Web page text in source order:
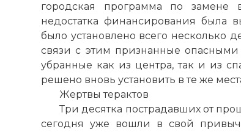
городская программа по замене
недостатка финансирования была
было установлено всего несколько
связи с этим признанные
убранные как из центра, так и из
решено вновь установить в те же
Жертвы терактов
Три десятка пострадавших от
сегодня уже вошли в свой